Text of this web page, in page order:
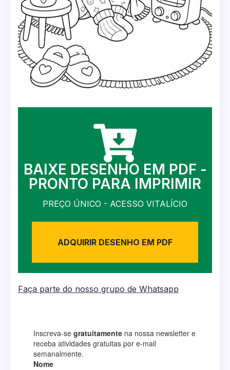
BAIXE DESENHO EM PDF -
PRONTO PARA IMPRIMIR
PREÇO ÚNICO - ACESSO VITALÍCIO
ADQUIRIR DESENHO EM PDF
Faça parte do nosso grupo de Whatsapp